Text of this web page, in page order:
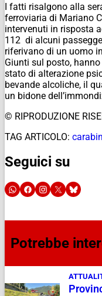
I fatti risalgono alla
ferroviaria di Mariano
intervenuti in risposta
112 di alcuni
riferivano di un uomo
Giunti sul posto,
stato di alterazione
bevande alcoliche, il
un bidone
© RIPRODUZIONE
TAG ARTICOLO:
Seguici su
Potrebbe